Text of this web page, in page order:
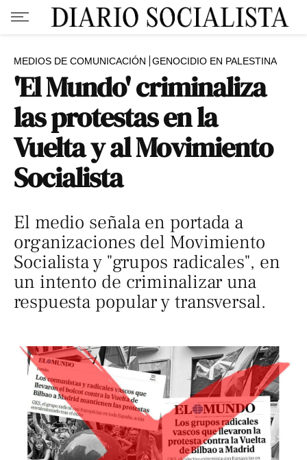
MEDIOS DE COMUNICACIÓN GENOCIDIO EN PALESTINA
'El Mundo' criminaliza
las protestas en la
Vuelta y al Movimiento
Socialista
El medio señala en portada a
organizaciones del Movimiento
Socialista y "grupos radicales", en
un intento de criminalizar una
respuesta popular y transversal.